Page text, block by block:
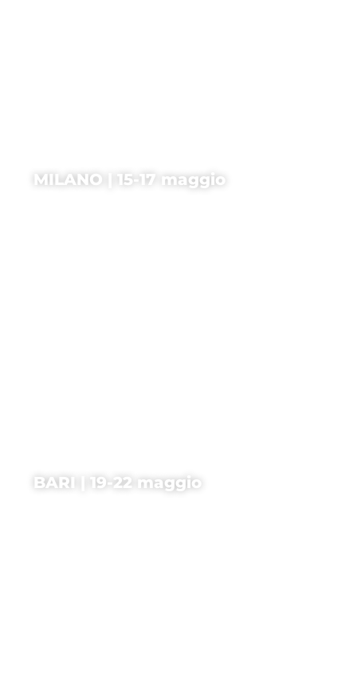
MILANO | 15-17 maggio
BARI | 19-22 maggio